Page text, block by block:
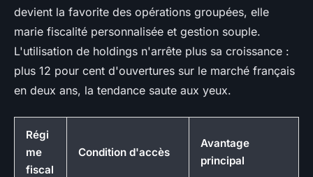
devient la favorite des opérations groupées, elle
marie fiscalité personnalisée et gestion souple.
L'utilisation de holdings n'arrête plus sa croissance :
plus 12 pour cent d'ouvertures sur le marché français
en deux ans, la tendance saute aux yeux.
Régi
me
fiscal
Condition d'accès
Avantage
principal